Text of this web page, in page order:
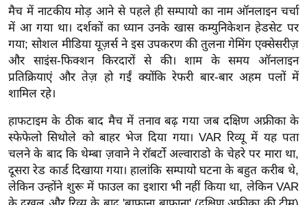
इं
डि
या
सा
हि
ज
ग
त
ऑ
मैच में नाटकीय मोड़ आने से पहले ही सम्पायो का नाम ऑनलाइन चर्चा
में आ गया था। दर्शकों का ध्यान उनके खास कम्युनिकेशन हेडसेट पर
गया; सोशल मीडिया यूज़र्स ने इस उपकरण की तुलना गेमिंग एक्सेसरीज़
और साइंस-फिक्शन किरदारों से की। शाम के समय ऑनलाइन
प्रतिक्रियाएं और तेज़ हो गईं क्योंकि रेफरी बार-बार अहम पलों में
शामिल रहे।
हाफटाइम के ठीक बाद मैच में तनाव बढ़ गया जब दक्षिण अफ्रीका के
स्फेफेलो सिथोले को बाहर भेज दिया गया। VAR रिव्यू में यह पता
चलने के बाद कि थेम्बा ज़वाने ने रॉबर्टो अल्वाराडो के चेहरे पर मारा था,
दूसरा रेड कार्ड दिखाया गया। हालांकि सम्पायो घटना के बहुत करीब थे,
लेकिन उन्होंने शुरू में फाउल का इशारा भी नहीं किया था, लेकिन VAR